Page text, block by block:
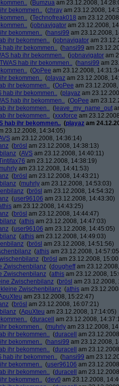
(Bumzua am 23.12.2008,
bekommen.. (chray am 23.12.2008,
(Technofreak018 am
(jobnavigator am 23.12.2008,
bekommen.. (hansi99 am 23.12.2008,
ihr bekommen.. (jobnavigator am
hab ihr bekommen.. (hansi99 am
hab ihr bekommen.. (jobnavigator am
hab ihr bekommen.. (hansi99 am
(OoPee am 23.12.2008,
bekommen.. (playaz am 23.12.2008,
ihr bekommen.. (OoPee am
hab ihr bekommen.. (playaz am
hab ihr bekommen.. (OoPee am
ihr bekommen.. ( leave_my_name_out
ihr bekommen.. (xxxforce am
hab ihr bekommen.. (playaz am
23.12.2008, 14:34:05)
am 23.12.2008, 14:36:14)
(brösl am 23.12.2008, 14:38:13)
(AVS am 23.12.2008, 14:40:11)
am 23.12.2008, 14:38:19)
am 23.12.2008, 14:41:53)
(brösl am 23.12.2008, 14:43:21)
(muhrly am 23.12.2008, 14:53:03)
(brösl am 23.12.2008, 14:54:32)
(user96106 am 23.12.2008, 14:43:30)
am 23.12.2008, 14:43:25)
(brösl am 23.12.2008, 14:44:47)
(athis am 23.12.2008, 14:47:03)
(user96106 am 23.12.2008, 14:45:05)
(athis am 23.12.2008, 14:49:03)
(brösl am 23.12.2008, 14:51:56)
(athis am 23.12.2008,
(brösl am 23.12.2008,
Zwischenbilanz (dougheffam
Zwischenbilanz (athis am 23.12.2008,
Zwischenbilanz (brösl am 23.12.2008,
kleine Zwischenbilanz (athis am
am 23.12.2008, 15:22:47)
(brösl am 23.12.2008, 16:07:21)
(ApuXteu am 23.12.2008, 17:14:05)
(duracell
am 23.12.2008,
bekommen.. (muhrly am 23.12.2008,
ihr bekommen.. (duracell
am
bekommen.. (hansi99 am 23.12.2008,
ihr bekommen.. (duracell
am
hab ihr bekommen.. (hansi99 am
bekommen.. (user96106 am
ihr bekommen.. (duracell
am
bekommen.. (dev0 am 23.12.2008,